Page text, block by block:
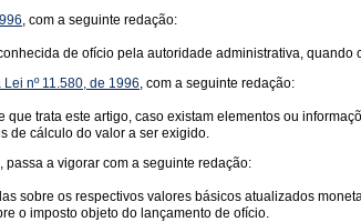
, com a seguinte redação:
de ofício pela autoridade administrativa, quando
nº 11.580, de 1996, com a seguinte redação:
que trata este artigo, caso existam elementos ou
de cálculo do valor a ser exigido.
, passa a vigorar com a seguinte redação:
sobre os respectivos valores básicos atualizados
o imposto objeto do lançamento de ofício.